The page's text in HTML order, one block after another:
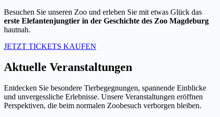
Besuchen Sie unseren Zoo und erleben Sie mit etwas Glück das
erste Elefantenjungtier in der Geschichte des Zoo Magdeburg
hautnah.
JETZT TICKETS KAUFEN
Aktuelle Veranstaltungen
Entdecken Sie besondere Tierbegegnungen, spannende Einblicke
und unvergessliche Erlebnisse. Unsere Veranstaltungen eröffnen
Perspektiven, die beim normalen Zoobesuch verborgen bleiben.